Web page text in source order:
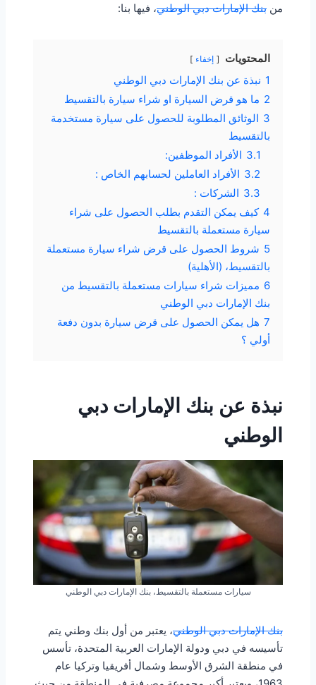
من بنك الإمارات دبي الوطني، فيها بنا:
المحتويات إخفاء
1 نبذة عن بنك الإمارات دبي الوطني
2 ما هو قرض السيارة او شراء سيارة بالتقسيط
3 الوثائق المطلوبة للحصول على سيارة مستخدمة
بالتقسيط
3.1 الأفراد الموظفين:
3.2 الأفراد العاملين لحسابهم الخاص :
3.3 الشركات :
4 كيف يمكن التقدم بطلب الحصول على شراء
سيارة مستعملة بالتقسيط
5 شروط الحصول على قرض شراء سيارة مستعملة
بالتقسيط، (الأهلية)
6 مميزات شراء سيارات مستعملة بالتقسيط من
بنك الإمارات دبي الوطني
7 هل يمكن الحصول على قرض سيارة بدون دفعة
أولي ؟
نبذة عن بنك الإمارات دبي
الوطني
سيارات مستعملة بالتقسيط، بنك الإمارات دبي الوطني
بنك الإمارات دبي الوطني، يعتبر من أول بنك وطني يتم
تأسيسه في دبي ودولة الإمارات العربية المتحدة، تأسس
في منطقة الشرق الأوسط وشمال أفريقيا وتركيا عام